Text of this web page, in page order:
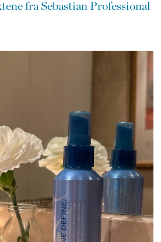
fra Sebastian Professional